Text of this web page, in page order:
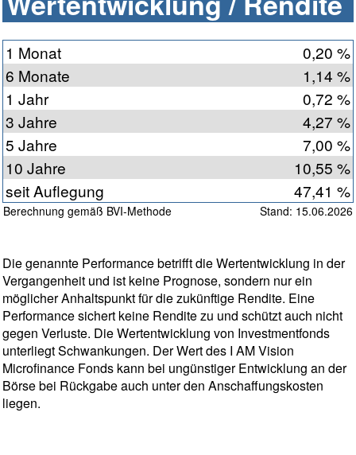
1 Monat
0,20 %
6 Monate
1,14 %
1 Jahr
0,72 %
3 Jahre
4,27 %
5 Jahre
7,00 %
10 Jahre
10,55 %
seit Auflegung
47,41 %
Berechnung gemäß BVI-Methode Stand: 15.06.2026
Die genannte Performance betrifft die Wertentwicklung in der
Vergangenheit und ist keine Prognose, sondern nur ein
möglicher Anhaltspunkt für die zukünftige Rendite. Eine
Performance sichert keine Rendite zu und schützt auch nicht
gegen Verluste. Die Wertentwicklung von Investmentfonds
unterliegt Schwankungen. Der Wert des I AM Vision
Microfinance Fonds kann bei ungünstiger Entwicklung an der
Börse bei Rückgabe auch unter den Anschaffungskosten
liegen.